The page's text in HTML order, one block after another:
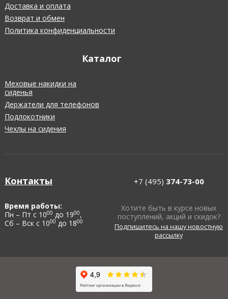
Доставка и оплата
Возврат и обмен
Политика конфиденциальности
Каталог
Меховые накидки на
сиденья
Держатели для телефонов
Подлокотники
Чехлы на сидения
Контакты
Время работы:
Пн – Пт с 1000 до 1900,
Сб – Вск с 1000 до 1800
+7 (495) 374-73-00
Хотите быть в курсе новых
поступлений, акций и скидок?
Подпишитесь на нашу новостную
рассылку